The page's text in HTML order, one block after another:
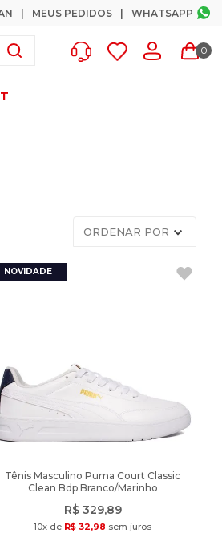
MEUS PEDIDOS WHATSAPP
0
ORDENAR POR
Tênis Masculino Puma Court Classic
Clean Bdp Branco/Marinho
R$ 329,89
10x de R$ 32,98 sem juros